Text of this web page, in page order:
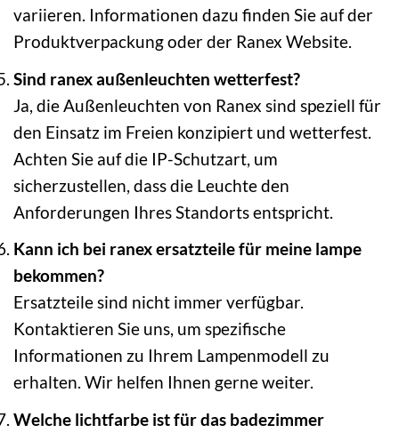
variieren. Informationen dazu finden Sie auf der
Produktverpackung oder der Ranex Website.
Sind ranex außenleuchten wetterfest?
Ja, die Außenleuchten von Ranex sind speziell für
den Einsatz im Freien konzipiert und wetterfest.
Achten Sie auf die IP-Schutzart, um
sicherzustellen, dass die Leuchte den
Anforderungen Ihres Standorts entspricht.
Kann ich bei ranex ersatzteile für meine lampe
bekommen?
Ersatzteile sind nicht immer verfügbar.
Kontaktieren Sie uns, um spezifische
Informationen zu Ihrem Lampenmodell zu
erhalten. Wir helfen Ihnen gerne weiter.
Welche lichtfarbe ist für das badezimmer